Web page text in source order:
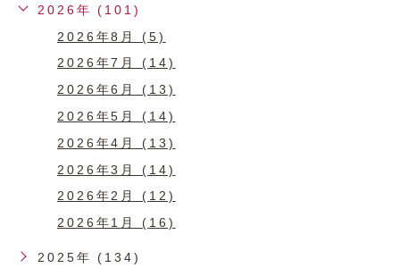
2026年 (101)
2026年8月 (5)
2026年7月 (14)
2026年6月 (13)
2026年5月 (14)
2026年4月 (13)
2026年3月 (14)
2026年2月 (12)
2026年1月 (16)
2025年 (134)